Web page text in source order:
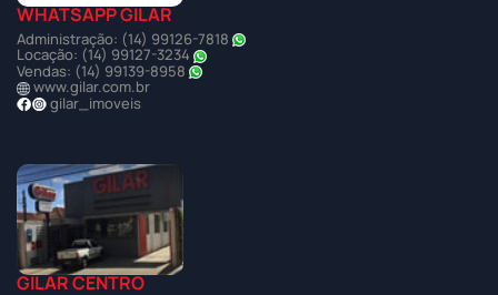
WHATSAPP GILAR
Administração: (14) 99126-7818
Locação: (14) 99127-3234
Vendas: (14) 99139-8958
www.gilar.com.br
gilar_imoveis
GILAR CENTRO